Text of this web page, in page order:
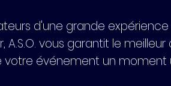
d'une grande
A.S.O. vous garantit le
votre événement un moment